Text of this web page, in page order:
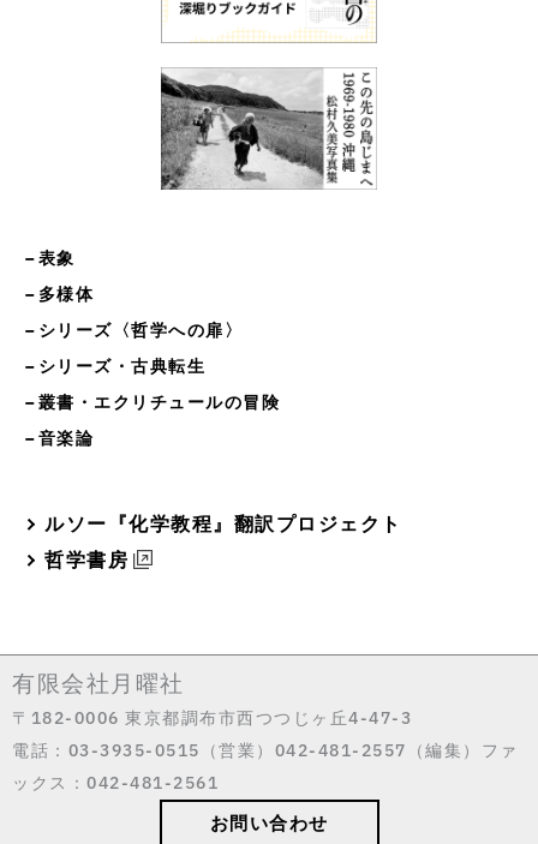
−表象
−多様体
−シリーズ〈哲学への扉〉
−シリーズ・古典転生
−叢書・エクリチュールの冒険
−音楽論
ルソー『化学教程』翻訳プロジェクト
哲学書房
有限会社月曜社
〒182-0006 東京都調布市西つつじヶ丘4-47-3
電話：03-3935-0515（営業）042-481-2557（編集）ファ
ックス：042-481-2561
お問い合わせ